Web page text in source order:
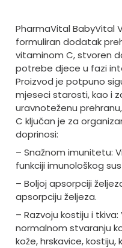
PharmaVital BabyVital
formuliran dodatak
vitaminom C, stvoren
potrebe djece u fazi
Proizvod je potpuno
mjeseci starosti, kao i
uravnoteženu
C ključan je za
doprinosi:
– Snažnom imunitetu:
funkciji imunološkog
– Boljoj apsorpciji
apsorpciju željeza.
– Razvoju kostiju i
normalnom stvaranju
kože, hrskavice, kostiju,